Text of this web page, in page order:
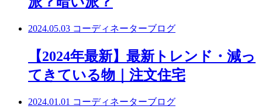
2024.05.03 コーディネーターブログ
【2024年最新】最新トレンド・減っ
てきている物｜注文住宅
2024.01.01 コーディネーターブログ